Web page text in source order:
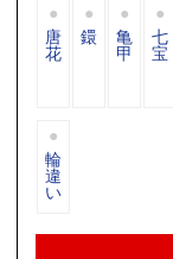
唐
花
鐶 亀
甲
七
宝
輪
違
い